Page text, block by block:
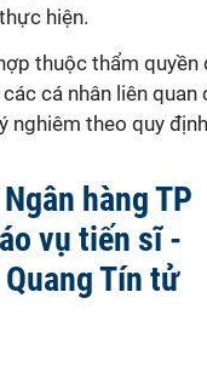
hiện.
thuộc thẩm quyền
cá nhân liên
nghiêm theo quy
hàng TP
vụ tiến sĩ -
Tín tử